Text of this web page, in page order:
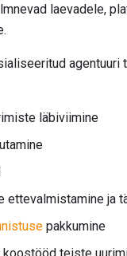
laevadele,
agentuuri
läbiviimine
ettevalmistamine ja
pakkumine